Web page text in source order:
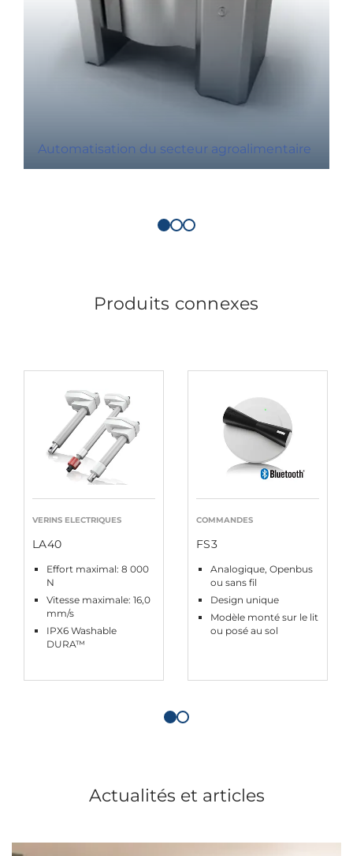
Automatisation du secteur agroalimentaire
Produits connexes
VERINS ELECTRIQUES
LA40
Effort maximal: 8 000
N
Vitesse maximale: 16,0
mm/s
IPX6 Washable
DURA™
COMMANDES
FS3
Analogique, Openbus
ou sans fil
Design unique
Modèle monté sur le lit
ou posé au sol
Actualités et articles